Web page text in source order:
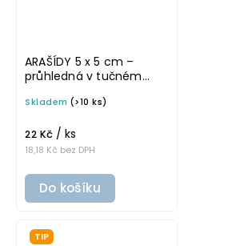
ARAŠÍDY 5 x 5 cm –
průhledná v tučném
samolepka na
Skladem (>10 ks)
18,18 Kč bez DPH
22 Kč / ks
Do košíku
TIP